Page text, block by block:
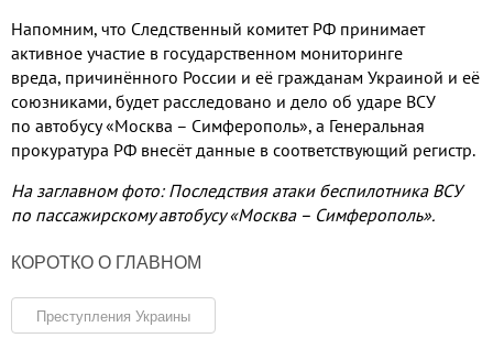
Напомним, что Следственный комитет РФ принимает
активное участие в государственном мониторинге
вреда, причинённого России и её гражданам Украиной и её
союзниками, будет расследовано и дело об ударе ВСУ
по автобусу «Москва – Симферополь», а Генеральная
прокуратура РФ внесёт данные в соответствующий регистр.
На заглавном фото: Последствия атаки беспилотника ВСУ
по пассажирскому автобусу «Москва – Симферополь».
КОРОТКО О ГЛАВНОМ
Преступления Украины